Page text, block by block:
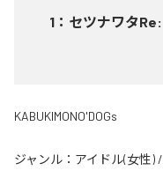
1 ： セツナワタRe:
KABUKIMONO'DOGs
ジャンル： アイドル(女性) /